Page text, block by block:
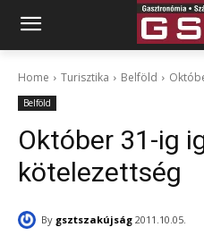
Home Turisztika Belföld
Belföld
Október 31-ig
kötelezettség
By gsztszakújság 2011.10.05.